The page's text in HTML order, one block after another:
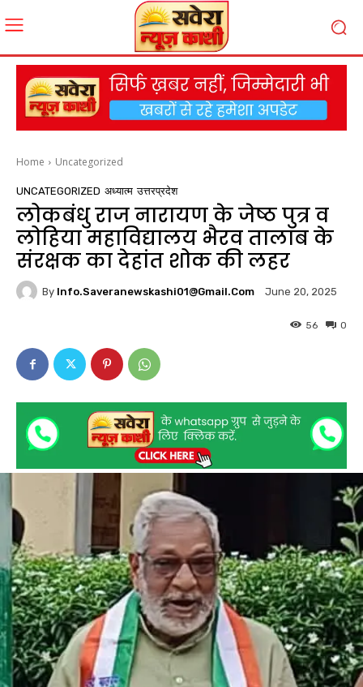
Home Uncategorized
UNCATEGORIZED अध्यात्म उत्तरप्रदेश
लोकबंधु राज नारायण के जेष्ठ पुत्र व
लोहिया महाविद्यालय भैरव तालाब के
संरक्षक का देहांत शोक की लहर
By Info.saveranewskashi01@gmail.com June 20, 2025
0
56